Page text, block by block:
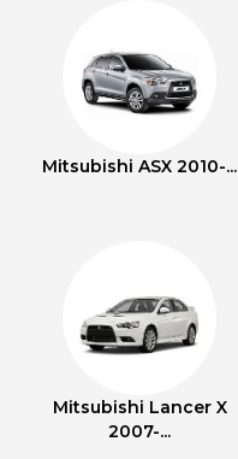
Mitsubishi ASX 2010-...
Mitsubishi Lancer X
2007-...